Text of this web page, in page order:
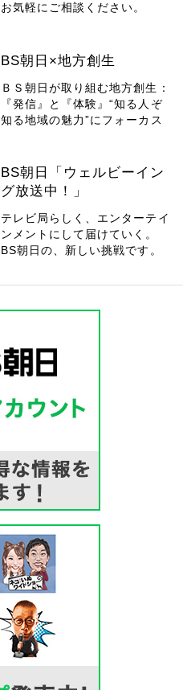
お気軽にご相談ください。
BS朝日×地方創生
ＢＳ朝日が取り組む地方創生：
『発信』と『体験』“知る人ぞ
知る地域の魅力”にフォーカス
BS朝日「ウェルビーイン
グ放送中！」
テレビ局らしく、エンターテイ
ンメントにして届けていく。
BS朝日の、新しい挑戦です。